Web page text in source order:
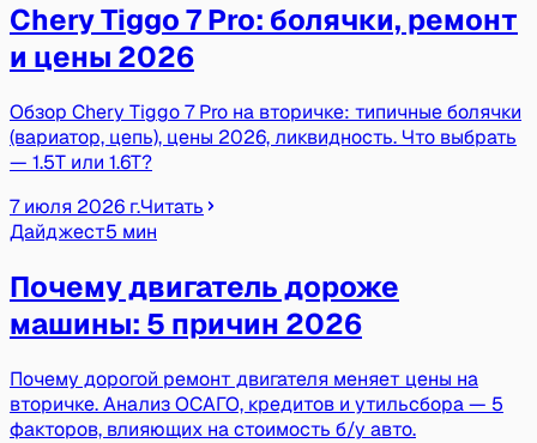
Chery Tiggo 7 Pro: болячки, ремонт
и цены 2026
Обзор Chery Tiggo 7 Pro на вторичке: типичные болячки
(вариатор, цепь), цены 2026, ликвидность. Что выбрать
— 1.5T или 1.6T?
7 июля 2026 г.Читать
Дайджест5 мин
Почему двигатель дороже
машины: 5 причин 2026
Почему дорогой ремонт двигателя меняет цены на
вторичке. Анализ ОСАГО, кредитов и утильсбора — 5
факторов, влияющих на стоимость б/у авто.